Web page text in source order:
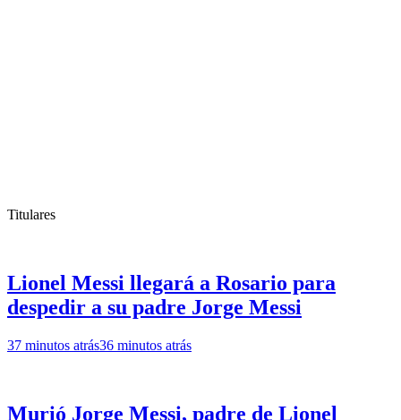
Titulares
Lionel Messi llegará a Rosario para
despedir a su padre Jorge Messi
37 minutos atrás36 minutos atrás
Murió Jorge Messi, padre de Lionel